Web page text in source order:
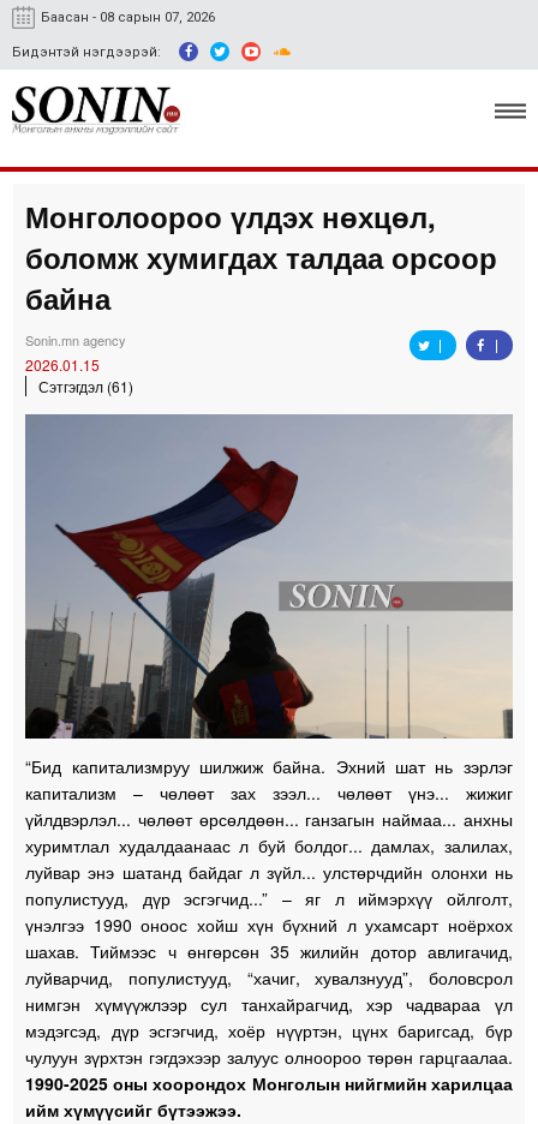
Баасан - 08 сарын 07, 2026
Бидэнтэй нэгдээрэй:
Улс төр, эдийн засаг
Гэмт хэрэг
Easy news
Монголоороо үлдэх нөхцөл,
боломж хумигдах талдаа орсоор
байна
Sonin.mn agency
2026.01.15
Сэтгэгдэл (61)
“Бид капитализмруу шилжиж байна. Эхний шат нь зэрлэг
капитализм – чөлөөт зах зээл... чөлөөт үнэ... жижиг
үйлдвэрлэл... чөлөөт өрсөлдөөн... ганзагын наймаа... анхны
хуримтлал худалдаанаас л буй болдог... дамлах, залилах,
луйвар энэ шатанд байдаг л зүйл... улстөрчдийн олонхи нь
популистууд, дүр эсгэгчид...” – яг л иймэрхүү ойлголт,
үнэлгээ 1990 оноос хойш хүн бүхний л ухамсарт ноёрхох
шахав. Тиймээс ч өнгөрсөн 35 жилийн дотор авлигачид,
луйварчид, популистууд, “хачиг, хувалзнууд”, боловсрол
нимгэн хүмүүжлээр сул танхайрагчид, хэр чадвараа үл
мэдэгсэд, дүр эсгэгчид, хоёр нүүртэн, цүнх баригсад, бүр
чулуун зүрхтэн гэгдэхээр залуус олноороо төрөн гарцгаалаа.
1990-2025 оны хоорондох Монголын нийгмийн харилцаа
ийм хүмүүсийг бүтээжээ.